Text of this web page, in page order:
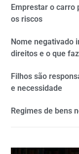
Emprestar o carro
os riscos
Nome negativado
direitos e o que
Filhos são
e necessidade
Regimes de bens